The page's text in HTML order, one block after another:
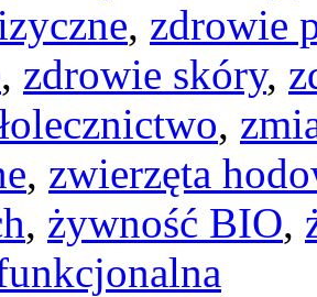
, zdrowie
, zdrowie skóry,
,
, zwierzęta
, żywność BIO,